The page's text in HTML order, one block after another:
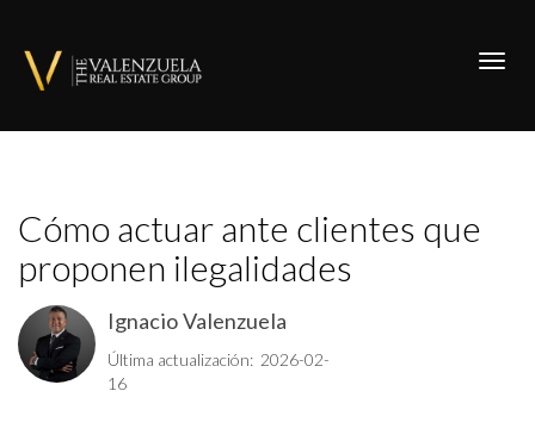
Cómo actuar ante clientes que
proponen ilegalidades
Ignacio Valenzuela
Última actualización: 2026-02-
16